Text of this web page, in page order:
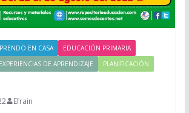
EN CASA
EDUCACIÓN PRIMARIA
EXPERIENCIAS DE APRENDIZAJE
PLANIFICACIÓN
Efrain